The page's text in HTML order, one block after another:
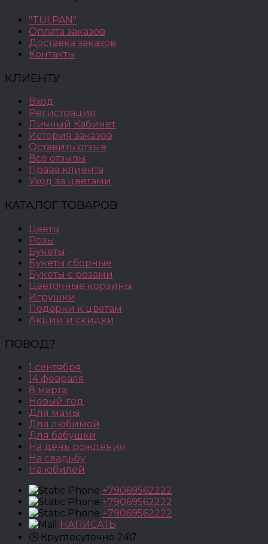
"TULPAN"
Оплата заказов
Доставка заказов
Контакты
КЛИЕНТУ
Вход
Регистрация
Личный Кабинет
История заказов
Оставить отзыв
Все отзывы
Права клиента
Уход за цветами
КАТАЛОГ ТОВАРОВ
Цветы
Розы
Букеты
Букеты сборные
Букеты с розами
Цветочные корзины
Игрушки
Подарки к цветам
Акции и скидки
ПОВОД?
1 сентября
14 февраля
8 марта
Новый год
Для мамы
Для любимой
Для бабушки
На день рождения
На свадьбу
На юбилей
+79069562222
+79069562222
+79069562222
НАПИСАТЬ
🕒 Круглосуточно 24\7